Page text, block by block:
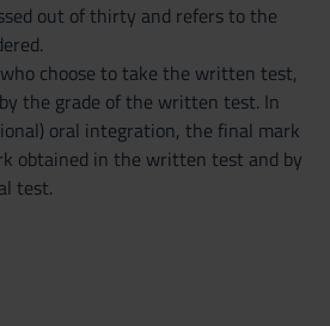
out of thirty and refers to the
choose to take the written test,
the grade of the written test. In
oral integration, the final mark
obtained in the written test and by
test.